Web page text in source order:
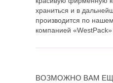
храниться и в
производится по
компанией
ВОЗМОЖНО ВАМ